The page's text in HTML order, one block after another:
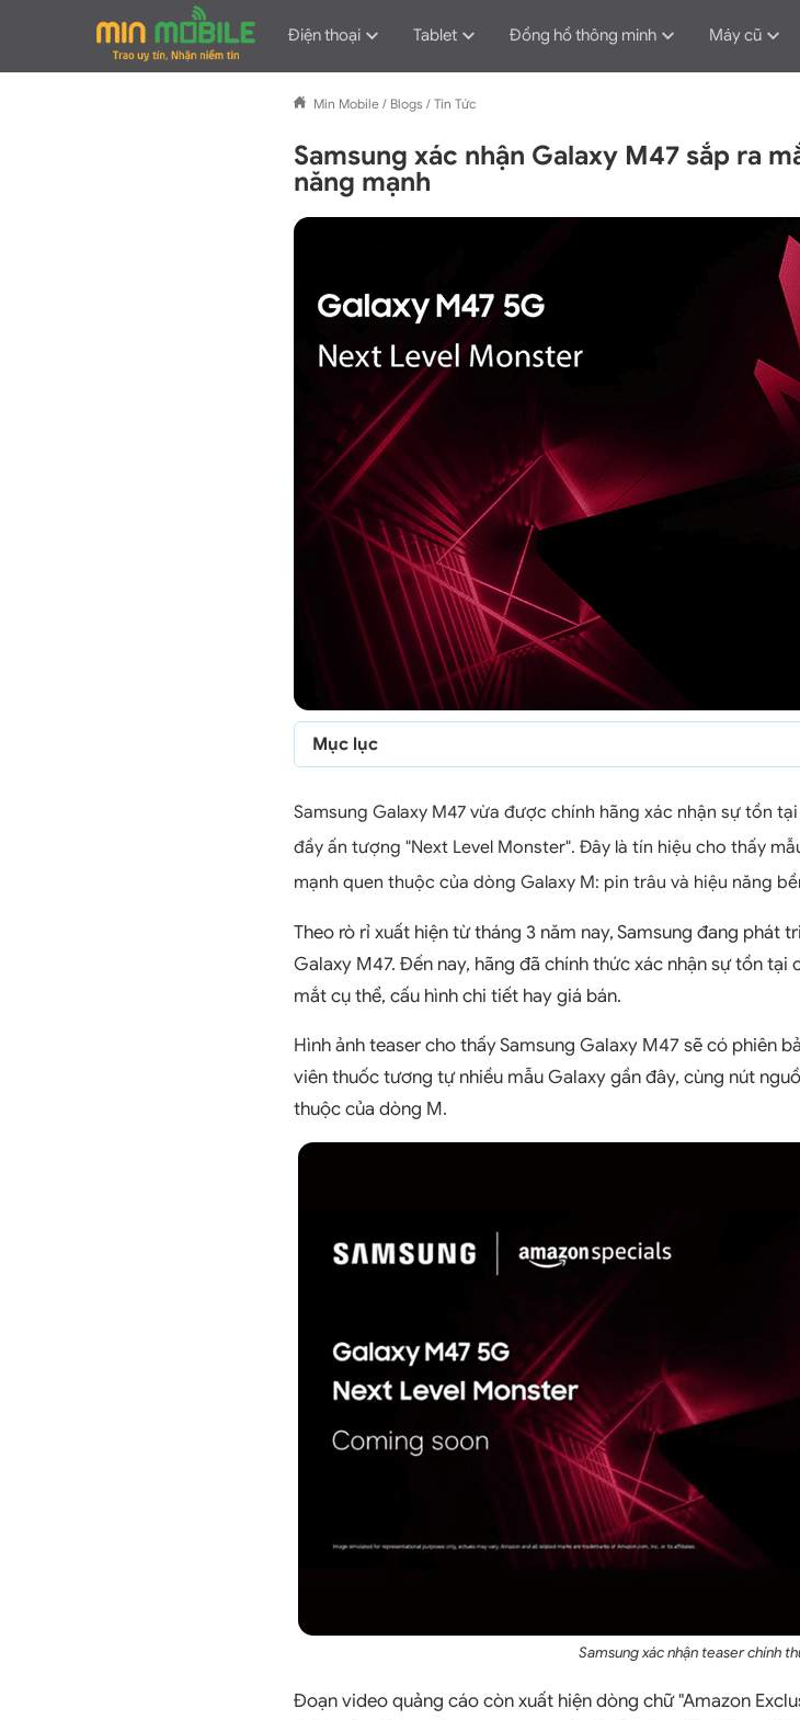
Điện thoại Tablet Đồng hồ thông minh Máy cũ
Min Mobile / Blogs / Tin Tức
Samsung xác nhận Galaxy M47 sắp ra
năng mạnh
Mục lục
Samsung Galaxy M47 vừa được chính hãng xác nhận sự tồn
đầy ấn tượng "Next Level Monster". Đây là tín hiệu cho thấy
mạnh quen thuộc của dòng Galaxy M: pin trâu và hiệu năng
Theo rò rỉ xuất hiện từ tháng 3 năm nay, Samsung đang phát
Galaxy M47. Đến nay, hãng đã chính thức xác nhận sự tồn
mắt cụ thể, cấu hình chi tiết hay giá bán.
Hình ảnh teaser cho thấy Samsung Galaxy M47 sẽ có phiên
viên thuốc tương tự nhiều mẫu Galaxy gần đây, cùng nút
thuộc của dòng M.
Samsung xác nhận teaser chính
Đoạn video quảng cáo còn xuất hiện dòng chữ "Amazon